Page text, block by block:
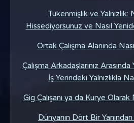
Tükenmişlik ve
Hissediyorsunuz ve Nasıl
Ortak Çalışma Alanında
Çalışma Arkadaşlarınız
İş Yerindeki Yalnızlıkla
Gig Çalışanı ya da Kurye
Dünyanın Dört Bir